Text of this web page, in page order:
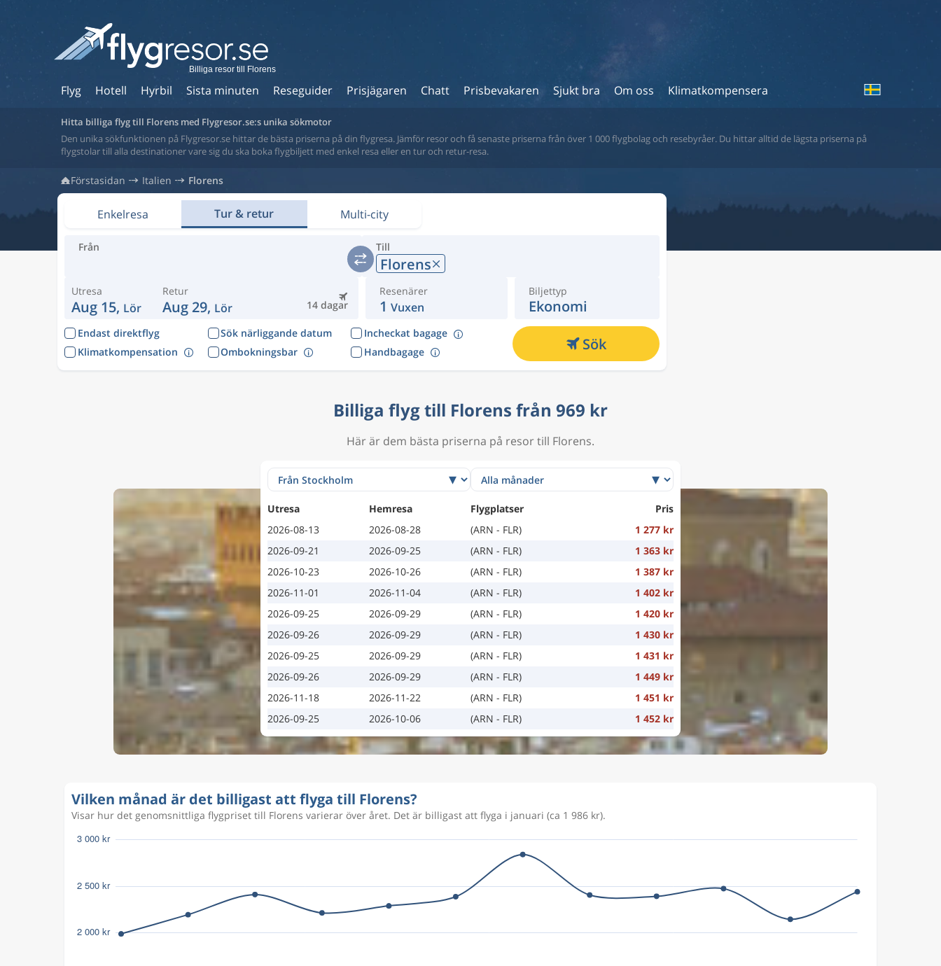
Flyg Hotell Hyrbil Sista minuten Reseguider Prisjägaren Chatt Prisbevakaren Sjukt bra Om oss Klimatkompensera
Billiga resor till Florens
Hitta billiga flyg till Florens med Flygresor.se:s unika sökmotor
Den unika sökfunktionen på Flygresor.se hittar de bästa priserna på din flygresa. Jämför resor och få senaste priserna från över 1 000 flygbolag och resebyråer. Du hittar alltid de lägsta priserna på
flygstolar till alla destinationer vare sig du ska boka flygbiljett med enkel resa eller en tur och retur-resa.
Förstasidan Italien Florens
Enkelresa Tur & retur Multi-city
Från Till
Florens
Utresa
Aug 15, Lör 14 dagar
Retur
Aug 29, Lör
Resenärer
1 Vuxen
Biljettyp
Ekonomi
Endast direktflyg Sök närliggande datum
Incheckat bagage
Klimatkompensation
Ombokningsbar Handbagage Sök
Billiga flyg till Florens från 969 kr
Här är dem bästa priserna på resor till Florens.
Utresa Hemresa Flygplatser
Pris
2026-08-13
2026-08-28 (ARN - FLR)
1 277 kr
2026-09-21
2026-09-25 (ARN - FLR)
1 363 kr
2026-10-23
2026-10-26 (ARN - FLR)
1 387 kr
2026-11-01
2026-11-04 (ARN - FLR)
1 402 kr
2026-09-25
2026-09-29 (ARN - FLR)
1 420 kr
2026-09-26
2026-09-29 (ARN - FLR)
1 430 kr
2026-09-25
2026-09-29 (ARN - FLR)
1 431 kr
2026-09-26
2026-09-29 (ARN - FLR)
1 449 kr
2026-11-18
2026-11-22 (ARN - FLR)
1 451 kr
2026-09-25
2026-10-06 (ARN - FLR) 1 452 kr
Vilken månad är det billigast att flyga till Florens?
Visar hur det genomsnittliga flygpriset till Florens varierar över året. Det är billigast att flyga i januari (ca 1 986 kr).